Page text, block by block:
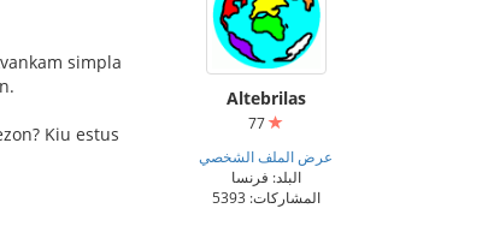
Altebrilas
عرض الملف الشخصي
البلد: فرنسا
المشاركات: 5393
simpla
Kiu estus